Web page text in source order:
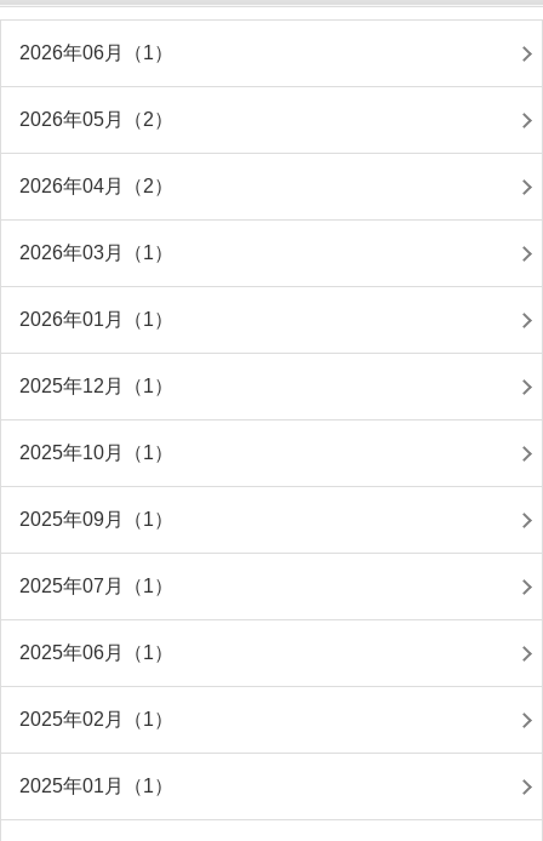
2026年06月（1）
2026年05月（2）
2026年04月（2）
2026年03月（1）
2026年01月（1）
2025年12月（1）
2025年10月（1）
2025年09月（1）
2025年07月（1）
2025年06月（1）
2025年02月（1）
2025年01月（1）